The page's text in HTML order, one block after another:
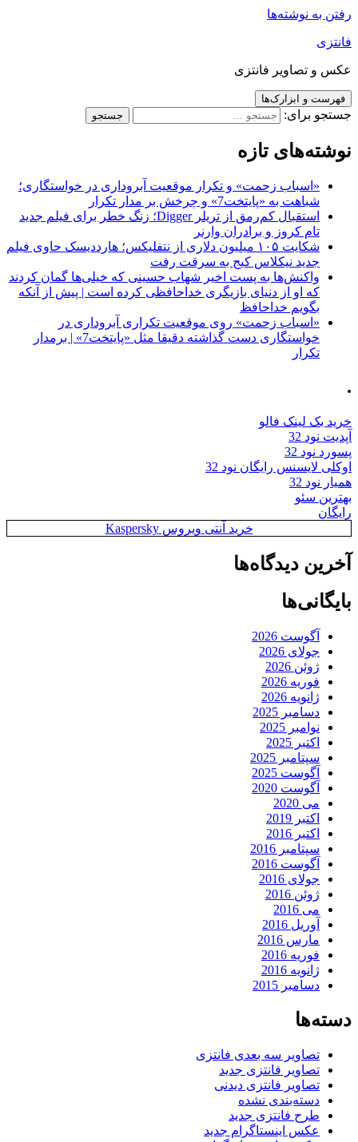
رفتن به نوشته‌ها
فانتزی
عکس و تصاویر فانتزی
فهرست و ابزارک‌ها
جستجو برای:
نوشته‌های تازه
«اسباب زحمت» و تکرار موقعیت آبروداری در خواستگاری؛
شباهت به «پایتخت7» و چرخش بر مدار تکرار
استقبال کم‌رمق از تریلر Digger؛ زنگ خطر برای فیلم جدید
تام کروز و برادران وارنر
شکایت ۱۰۵ میلیون دلاری از نتفلیکس؛ هارددیسک حاوی فیلم
جدید نیکلاس کیج به سرقت رفت
واکنش‌ها به پست اخیر شهاب حسینی که خیلی‌ها گمان کردند
که او از دنیای بازیگری خداحافظی کرده است | پیش از آنکه
بگویم خداحافظ
«اسباب زحمت» روی موقعیت تکراری آبروداری در
خواستگاری دست گذاشته دقیقا مثل «پایتخت7» | برمدار
تکرار
.
خرید بک لینک فالو
آپدیت نود 32
پسورد نود 32
اوکلی لایسنس رایگان نود 32
همیار نود 32
بهترین سئو
رایگان
خرید آنتی ویروس Kaspersky
آخرین دیدگاه‌ها
بایگانی‌ها
آگوست 2026
جولای 2026
ژوئن 2026
فوریه 2026
ژانویه 2026
دسامبر 2025
نوامبر 2025
اکتبر 2025
سپتامبر 2025
آگوست 2025
آگوست 2020
می 2020
اکتبر 2019
اکتبر 2016
سپتامبر 2016
آگوست 2016
جولای 2016
ژوئن 2016
می 2016
آوریل 2016
مارس 2016
فوریه 2016
ژانویه 2016
دسامبر 2015
دسته‌ها
تصاویر سه بعدی فانتزی
تصاویر فانتزی جدید
تصاویر فانتزی دیدنی
دسته‌بندی نشده
طرح فانتزی جدید
عکس اینستاگرام جدید